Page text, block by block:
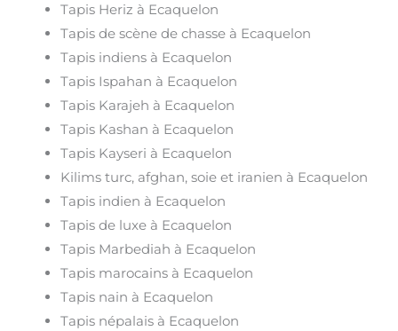
Tapis Heriz à Ecaquelon
Tapis de scène de chasse à Ecaquelon
Tapis indiens à Ecaquelon
Tapis Ispahan à Ecaquelon
Tapis Karajeh à Ecaquelon
Tapis Kashan à Ecaquelon
Tapis Kayseri à Ecaquelon
Kilims turc, afghan, soie et iranien à Ecaquelon
Tapis indien à Ecaquelon
Tapis de luxe à Ecaquelon
Tapis Marbediah à Ecaquelon
Tapis marocains à Ecaquelon
Tapis nain à Ecaquelon
Tapis népalais à Ecaquelon